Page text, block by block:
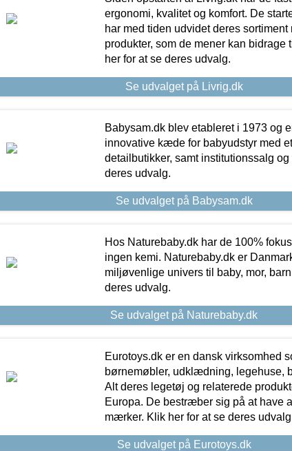
ergonomi, kvalitet og komfort. De
har med tiden udvidet deres
produkter, som de mener kan bidrage
her for at se deres udvalg.
Se udvalget på Livrig.dk
Babysam.dk blev etableret i 1973 og
innovative kæde for babyudstyr med
detailbutikker, samt institutionssalg
deres udvalg.
Se udvalget på Babysam.dk
Hos Naturebaby.dk har de 100%
ingen kemi. Naturebaby.dk er
miljøvenlige univers til baby, mor,
deres udvalg.
Se udvalget på Naturebaby.dk
Eurotoys.dk er en dansk virksomhed
børnemøbler, udklædning, legehuse,
Alt deres legetøj og relaterede
Europa. De bestræber sig på at have
mærker. Klik her for at se deres
Se udvalget på Eurotoys.dk